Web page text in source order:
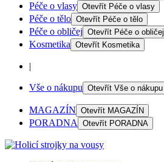
Péče o vlasy Otevřít Péče o vlasy
Péče o tělo Otevřít Péče o tělo
Péče o obličej Otevřít Péče o obličej
Kosmetika Otevřít Kosmetika
|
Vše o nákupu Otevřít Vše o nákupu
MAGAZÍN Otevřít MAGAZÍN
PORADNA Otevřít PORADNA